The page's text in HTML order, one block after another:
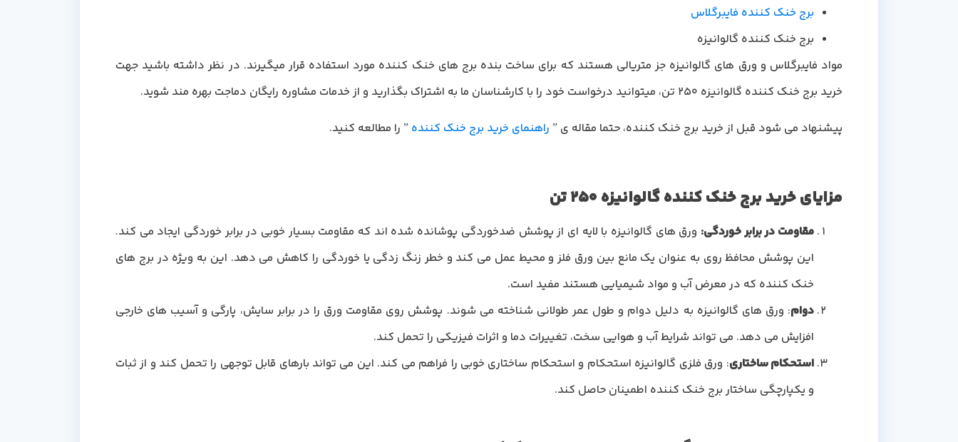
برج خنک کننده فایبرگلاس
برج خنک کننده گالوانیزه
مواد فایبرگلاس و ورق های گالوانیزه جز متریالی هستند که برای ساخت بنده برج های خنک کننده مورد استفاده قرار میگیرند. در نظر داشته باشید جهت
خرید برج خنک کننده گالوانیزه 250 تن، میتوانید درخواست خود را با کارشناسان ما به اشتراک بگذارید و از خدمات مشاوره رایگان دماجت بهره مند شوید.
پیشنهاد می شود قبل از خرید برج خنک کننده، حتما مقاله ی ” راهنمای خرید برج خنک کننده ” را مطالعه کنید.
مزایای خرید برج خنک کننده گالوانیزه 250 تن
مقاومت در برابر خوردگی: ورق های گالوانیزه با لایه ای از پوشش ضدخوردگی پوشانده شده اند که مقاومت بسیار خوبی در برابر خوردگی ایجاد می کند.
این پوشش محافظ روی به عنوان یک مانع بین ورق فلز و محیط عمل می کند و خطر زنگ زدگی یا خوردگی را کاهش می دهد. این به ویژه در برج های
خنک کننده که در معرض آب و مواد شیمیایی هستند مفید است.
دوام: ورق های گالوانیزه به دلیل دوام و طول عمر طولانی شناخته می شوند. پوشش روی مقاومت ورق را در برابر سایش، پارگی و آسیب های خارجی
افزایش می دهد. می تواند شرایط آب و هوایی سخت، تغییرات دما و اثرات فیزیکی را تحمل کند.
استحکام ساختاری: ورق فلزی گالوانیزه استحکام و استحکام ساختاری خوبی را فراهم می کند. این می تواند بارهای قابل توجهی را تحمل کند و از ثبات
و یکپارچگی ساختار برج خنک کننده اطمینان حاصل کند.